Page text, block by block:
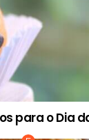
para o Dia